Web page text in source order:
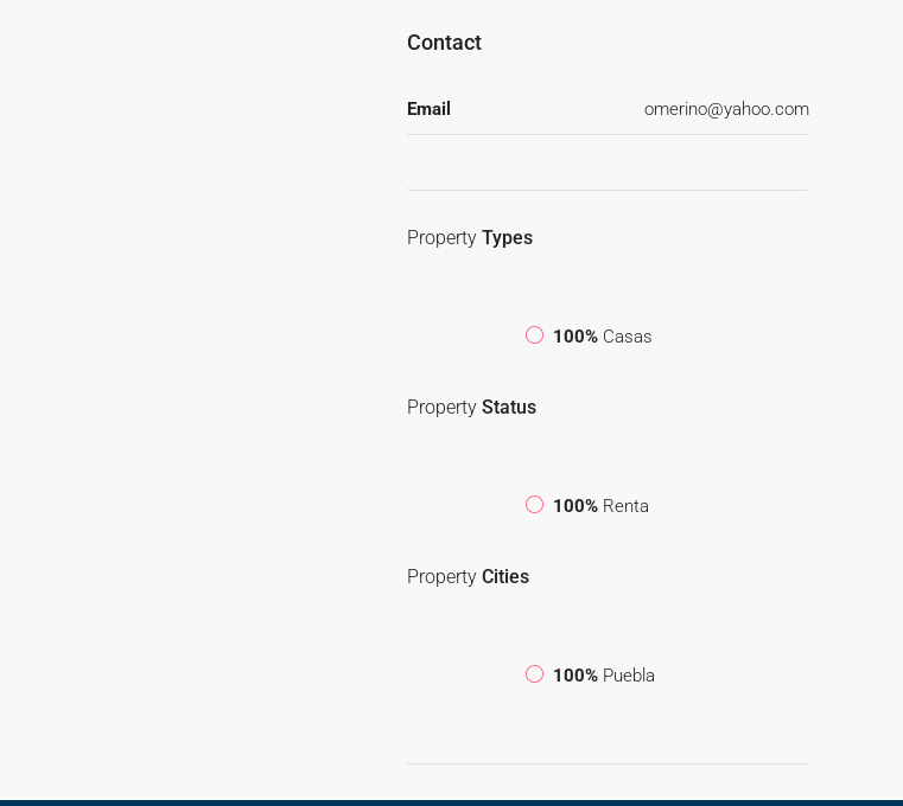
Contact
Email omerino@yahoo.com
Property Types
100% Casas
Property Status
100% Renta
Property Cities
100% Puebla